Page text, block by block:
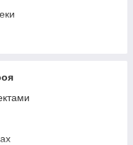
хлопчиків